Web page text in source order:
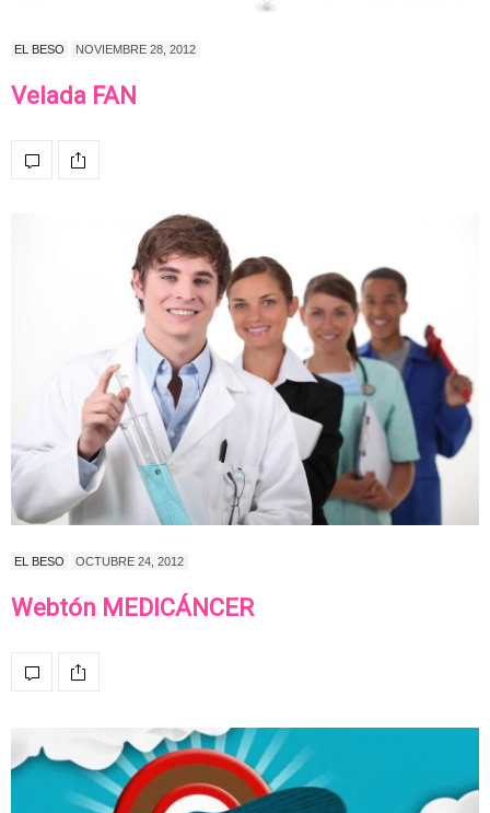
EL BESO NOVIEMBRE 28, 2012
Velada FAN
EL BESO OCTUBRE 24, 2012
Webtón MEDICÁNCER